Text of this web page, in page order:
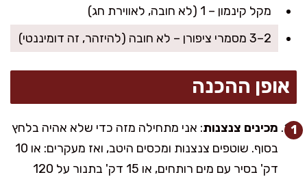
מקל קינמון – 1 (לא חובה, לאווירת חג)
2–3 מסמרי ציפורן – לא חובה (להיזהר, זה דומיננטי)
אופן ההכנה
מכינים צנצנות: אני מתחילה מזה כדי שלא אהיה בלחץ
בסוף. שוטפים צנצנות ומכסים היטב, ואז מעקרים: או 10
דק' בסיר עם מים רותחים, או 15 דק' בתנור על 120